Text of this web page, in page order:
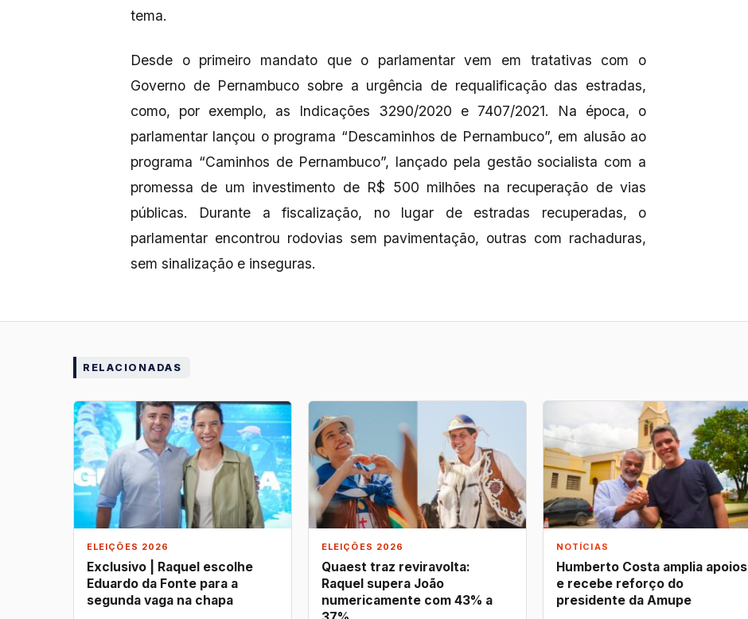
tema.
Desde o primeiro mandato que o parlamentar vem em tratativas com o
Governo de Pernambuco sobre a urgência de requalificação das estradas,
como, por exemplo, as Indicações 3290/2020 e 7407/2021. Na época, o
parlamentar lançou o programa “Descaminhos de Pernambuco”, em alusão ao
programa “Caminhos de Pernambuco”, lançado pela gestão socialista com a
promessa de um investimento de R$ 500 milhões na recuperação de vias
públicas. Durante a fiscalização, no lugar de estradas recuperadas, o
parlamentar encontrou rodovias sem pavimentação, outras com rachaduras,
sem sinalização e inseguras.
RELACIONADAS
ELEIÇÕES 2026
Exclusivo | Raquel escolhe
Eduardo da Fonte para a
segunda vaga na chapa
ELEIÇÕES 2026
Quaest traz reviravolta:
Raquel supera João
numericamente com 43% a
NOTÍCIAS
Humberto Costa amplia apoios
e recebe reforço do
presidente da Amupe